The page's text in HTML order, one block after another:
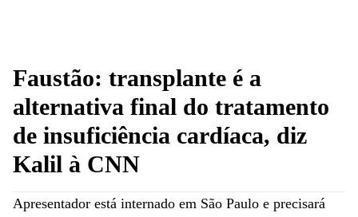
Faustão: transplante é a
alternativa final do tratamento
de insuficiência cardíaca, diz
Kalil à CNN
Apresentador está internado em São Paulo e precisará